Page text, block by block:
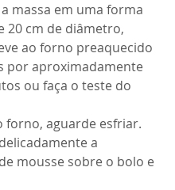
massa em uma forma
20 cm de diâmetro,
ao forno preaquecido
por aproximadamente
ou faça o teste do
forno, aguarde esfriar.
a
mousse sobre o bolo e